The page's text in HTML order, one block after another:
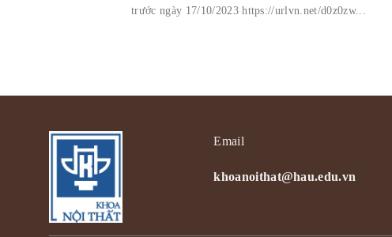
trước ngày 17/10/2023 https://urlvn.net/d0z0zw...
Email
khoanoithat@hau.edu.vn